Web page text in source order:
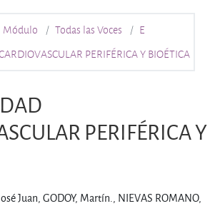
Módulo Todas las Voces
E
PERIFÉRICA Y BIOÉTICA
PERIFÉRICA Y
Juan, GODOY, Martín., NIEVAS ROMANO,